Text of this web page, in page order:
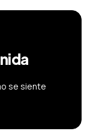
se siente